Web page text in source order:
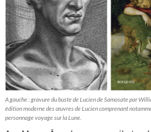
A gauche : gravure du buste de Lucien de Samosate par
édition moderne des œuvres de Lucien comprenant
personnage voyage sur la Lune.